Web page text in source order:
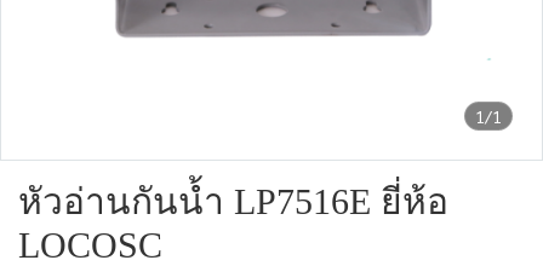
1/1
หัวอ่านกันน้ำ LP7516E ยี่ห้อ
LOCOSC